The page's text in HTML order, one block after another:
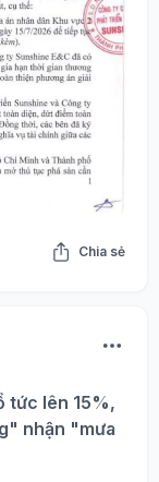
Chia sẻ
tức lên 15%,
nhận "mưa